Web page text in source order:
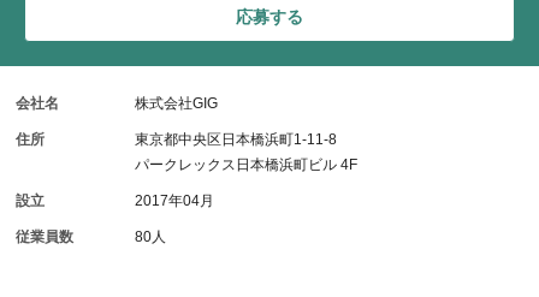
応募する
会社名 株式会社GIG
住所
東京都中央区日本橋浜町1-11-8
パークレックス日本橋浜町ビル 4F
設立 2017年04月
従業員数 80人